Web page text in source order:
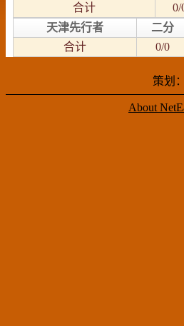
合计
0/
天津先行者
二分
合计
0/0
策划
About